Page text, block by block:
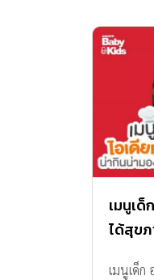
เมนูเด็
ได้สุข
เมนูเด็